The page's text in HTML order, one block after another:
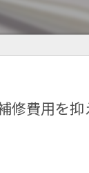
修費用を